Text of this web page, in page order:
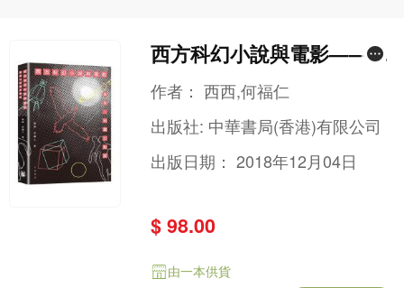
西方科幻小說與電影——西
西、何福仁對談
作者：西西,何福仁
出版社: 中華書局(香港)有限公司
出版日期：2018年12月04日
$ 98.00
由一本供貨